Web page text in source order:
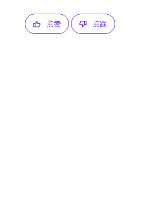
点赞 点踩